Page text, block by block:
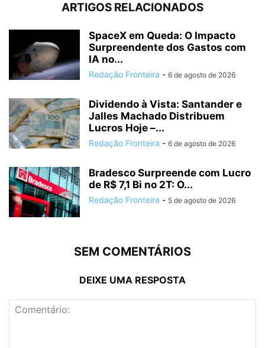
ARTIGOS RELACIONADOS
SpaceX em Queda: O Impacto
Surpreendente dos Gastos com
IA no...
Redação Fronteira - 6 de agosto de 2026
Dividendo à Vista: Santander e
Jalles Machado Distribuem
Lucros Hoje –...
Redação Fronteira - 6 de agosto de 2026
Bradesco Surpreende com Lucro
de R$ 7,1 Bi no 2T: O...
Redação Fronteira - 5 de agosto de 2026
SEM COMENTÁRIOS
DEIXE UMA RESPOSTA